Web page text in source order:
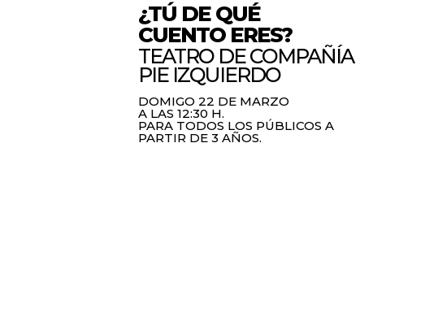
¿TÚ DE QUÉ
CUENTO ERES?
TEATRO DE COMPAÑÍA
PIE IZQUIERDO
DOMIGO 22 DE MARZO
A LAS 12:30 H.
PARA TODOS LOS PÚBLICOS A
PARTIR DE 3 AÑOS.